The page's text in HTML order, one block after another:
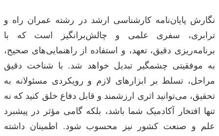
نگارش پایان‌نامه کارشناسی ارشد در رشته عمران راه و
ترابری، سفری علمی و چالش‌برانگیز است که با
برنامه‌ریزی دقیق، تعهد، و استفاده از راهنمایی‌های صحیح،
به موفقیتی چشمگیر تبدیل خواهد شد. با شناخت دقیق
مراحل، تسلط بر ابزارهای لازم و رویکردی مسئولانه به
تحقیق، می‌توانید اثری ارزشمند و قابل دفاع خلق کنید که نه
تنها افتخار آکادمیک شما باشد، بلکه گامی مؤثر در پیشبرد
علم و صنعت کشور نیز محسوب شود. اطمینان داشته